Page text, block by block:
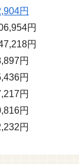
円
円
円
円
円
円
円
円